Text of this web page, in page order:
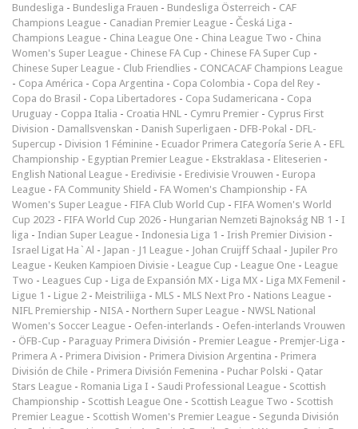
Bundesliga - Bundesliga Frauen - Bundesliga Österreich - CAF
Champions League - Canadian Premier League - Česká Liga -
Champions League - China League One - China League Two - China
Women's Super League - Chinese FA Cup - Chinese FA Super Cup -
Chinese Super League - Club Friendlies - CONCACAF Champions League
- Copa América - Copa Argentina - Copa Colombia - Copa del Rey -
Copa do Brasil - Copa Libertadores - Copa Sudamericana - Copa
Uruguay - Coppa Italia - Croatia HNL - Cymru Premier - Cyprus First
Division - Damallsvenskan - Danish Superligaen - DFB-Pokal - DFL-
Supercup - Division 1 Féminine - Ecuador Primera Categoría Serie A - EFL
Championship - Egyptian Premier League - Ekstraklasa - Eliteserien -
English National League - Eredivisie - Eredivisie Vrouwen - Europa
League - FA Community Shield - FA Women's Championship - FA
Women's Super League - FIFA Club World Cup - FIFA Women's World
Cup 2023 - FIFA World Cup 2026 - Hungarian Nemzeti Bajnokság NB 1 - I
liga - Indian Super League - Indonesia Liga 1 - Irish Premier Division -
Israel Ligat Ha`Al - Japan - J1 League - Johan Cruijff Schaal - Jupiler Pro
League - Keuken Kampioen Divisie - League Cup - League One - League
Two - Leagues Cup - Liga de Expansión MX - Liga MX - Liga MX Femenil -
Ligue 1 - Ligue 2 - Meistriliiga - MLS - MLS Next Pro - Nations League -
NIFL Premiership - NISA - Northern Super League - NWSL National
Women's Soccer League - Oefen-interlands - Oefen-interlands Vrouwen
- ÖFB-Cup - Paraguay Primera División - Premier League - Premjer-Liga -
Primera A - Primera Division - Primera Division Argentina - Primera
División de Chile - Primera División Femenina - Puchar Polski - Qatar
Stars League - Romania Liga I - Saudi Professional League - Scottish
Championship - Scottish League One - Scottish League Two - Scottish
Premier League - Scottish Women's Premier League - Segunda División